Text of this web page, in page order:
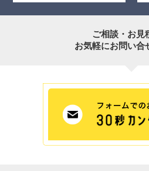
ご相談・お見
お気軽にお問い合